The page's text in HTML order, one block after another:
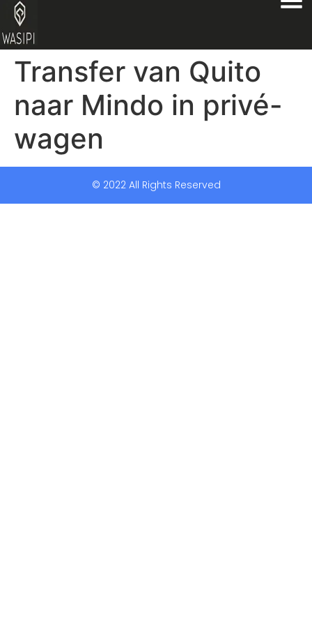
Transfer van Quito
naar Mindo in privé-
wagen
© 2022 All Rights Reserved